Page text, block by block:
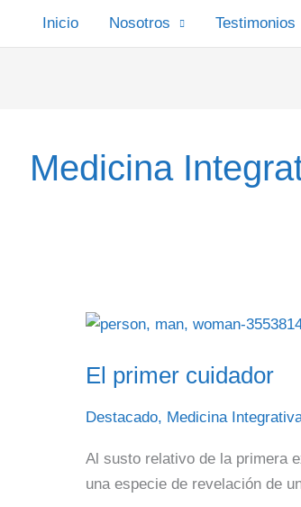
Inicio Nosotros Testimonios
Medicina
El primer cuidador
Destacado, Medicina
Al susto relativo de la primera
una especie de revelación de
El
cuidador